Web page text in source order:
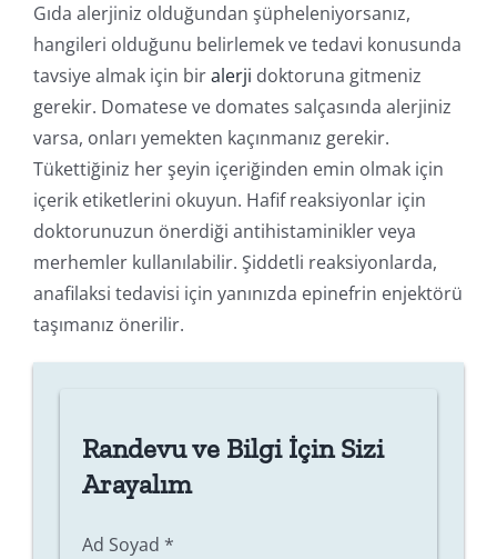
Gıda alerjiniz olduğundan şüpheleniyorsanız,
hangileri olduğunu belirlemek ve tedavi konusunda
tavsiye almak için biralerji doktoruna gitmeniz
gerekir. Domatese ve domates salçasında alerjiniz
varsa, onları yemekten kaçınmanız gerekir.
Tükettiğiniz her şeyin içeriğinden emin olmak için
içerik etiketlerini okuyun. Hafif reaksiyonlar için
doktorunuzun önerdiği antihistaminikler veya
merhemler kullanılabilir. Şiddetli reaksiyonlarda,
anafilaksi tedavisi için yanınızda epinefrin enjektörü
taşımanız önerilir.
Randevu ve Bilgi İçin Sizi
Arayalım
Ad Soyad *